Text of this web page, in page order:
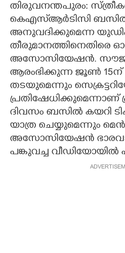
LITERATURE
ZOOM
CONTACT US
തിരുവനന്തപുരം:
കെഎസ്ആർടിസി
അനുവദിക്കുമെന്ന
തീരുമാനത്തിനെതിരെ
അസോസിയേഷൻ.
ആരംഭിക്കുന്ന ജൂൺ
തടയുമെന്നും
പ്രതിഷേധിക്കുമെന്നാണ്
ദിവസം ബസിൽ കയറി
യാത്ര ചെയ്യുമെന്നും
അസോസിയേഷൻ
പങ്കുവച്ച